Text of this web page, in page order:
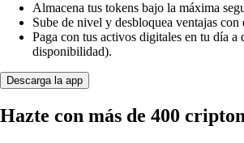
Almacena tus tokens bajo la máxima
Sube de nivel y desbloquea ventajas
Paga con tus activos digitales en tu día a
disponibilidad).
Descarga la app
Hazte con más de 400